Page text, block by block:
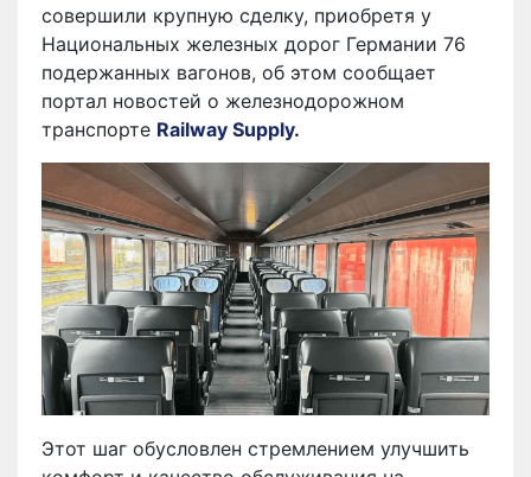
совершили крупную сделку, приобретя у
Национальных железных дорог Германии 76
подержанных вагонов, об этом сообщает
портал новостей о железнодорожном
транспорте Railway Supply.
Этот шаг обусловлен стремлением улучшить